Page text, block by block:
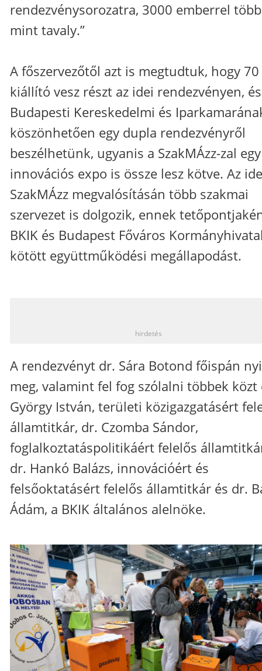
rendezvénysorozatra, 3000 emberrel
mint tavaly.”
A főszervezőtől azt is megtudtuk, hogy 70
kiállító vesz részt az idei rendezvényen,
Budapesti Kereskedelmi és
köszönhetően egy dupla rendezvényről
beszélhetünk, ugyanis a SzakMÁzz-zal egy
innovációs expo is össze lesz kötve. Az
SzakMÁzz megvalósításán több szakmai
szervezet is dolgozik, ennek
BKIK és Budapest Főváros
kötött együttműködési megállapodást.
hirdetés
A rendezvényt dr. Sára Botond főispán
meg, valamint fel fog szólalni többek közt
György István, területi közigazgatásért
államtitkár, dr. Czomba Sándor,
foglalkoztatáspolitikáért felelős
dr. Hankó Balázs, innovációért és
felsőoktatásért felelős államtitkár és dr.
Ádám, a BKIK általános alelnöke.